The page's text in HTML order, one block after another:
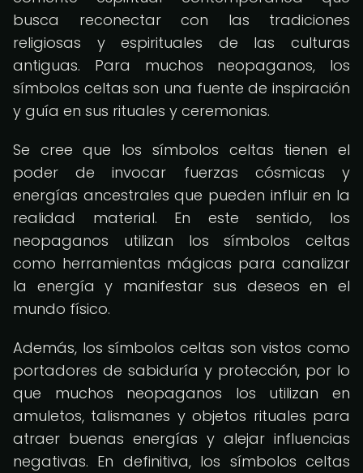
busca reconectar con las tradiciones
religiosas y espirituales de las culturas
antiguas. Para muchos neopaganos, los
símbolos celtas son una fuente de inspiración
y guía en sus rituales y ceremonias.
Se cree que los símbolos celtas tienen el
poder de invocar fuerzas cósmicas y
energías ancestrales que pueden influir en la
realidad material. En este sentido, los
neopaganos utilizan los símbolos celtas
como herramientas mágicas para canalizar
la energía y manifestar sus deseos en el
mundo físico.
Además, los símbolos celtas son vistos como
portadores de sabiduría y protección, por lo
que muchos neopaganos los utilizan en
amuletos, talismanes y objetos rituales para
atraer buenas energías y alejar influencias
negativas. En definitiva, los símbolos celtas